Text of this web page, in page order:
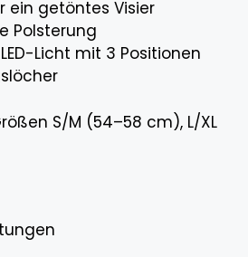
ein getöntes Visier
Polsterung
Licht mit 3 Positionen
S/M (54–58 cm), L/XL